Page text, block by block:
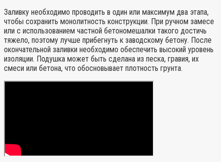
Заливку необходимо проводить в один или максимум два этапа,
чтобы сохранить монолитность конструкции. При ручном замесе
или с использованием частной бетономешалки такого достичь
тяжело, поэтому лучше прибегнуть к заводскому бетону. После
окончательной заливки необходимо обеспечить высокий уровень
изоляции. Подушка может быть сделана из песка, гравия, их
смеси или бетона, что обосновывает плотность грунта.